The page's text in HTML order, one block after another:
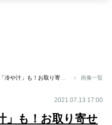
絶品の茅乃舎「冷や汁」も！お取り寄せひんやりグルメ夏の逸品3選 画像一覧
2021.07.13 17:00
」も！お取り寄せ